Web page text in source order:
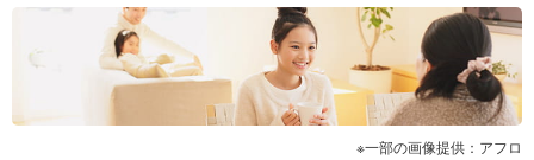
一部の画像提供：アフロ